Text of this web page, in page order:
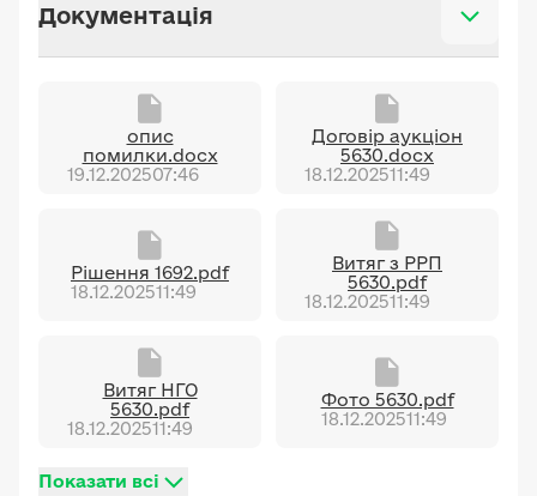
Документація
опис
помилки.docx
19.12.202507:46
Договір аукціон
5630.docx
18.12.202511:49
Рішення 1692.pdf
18.12.202511:49
Витяг з РРП
5630.pdf
18.12.202511:49
Витяг НГО
5630.pdf
18.12.202511:49
Фото 5630.pdf
18.12.202511:49
Показати всі